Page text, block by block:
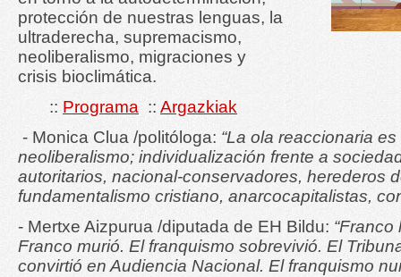
protección de nuestras lenguas, la
ultraderecha, supremacismo,
neoliberalismo, migraciones y
crisis bioclimática.
:: Programa :: Argazkiak
- Monica Clua /politóloga: “La ola reaccionaria
neoliberalismo; individualización frente a
autoritarios, nacional-conservadores, herederos
fundamentalismo cristiano, anarcocapitalistas,
- Mertxe Aizpurua /diputada de EH Bildu:
Franco murió. El franquismo sobrevivió. El
convirtió en Audiencia Nacional. El franquismo